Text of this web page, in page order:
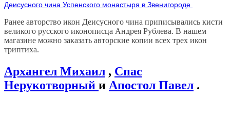
Деисусного чина Успенского монастыря в Звенигороде
Ранее авторство икон Деисусного чина приписывались кисти
великого русского иконописца Андрея Рублева. В нашем
магазине можно заказать авторские копии всех трех икон
триптиха.
Архангел Михаил , Спас
Нерукотворный и Апостол Павел .